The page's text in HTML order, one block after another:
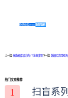
免费体验Demo 咨询方案
上一篇: 做数据库设计的6个注意事项下一篇: 数据库实用知识
热门文章推荐
1 扫盲系